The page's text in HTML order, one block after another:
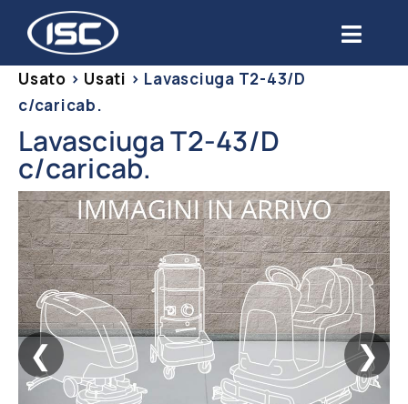
contenuto
Chi siamo
Prodotti
Settori
Servizi
Usato
Blog
Usato > Usati > Lavasciuga T2-43/D
c/caricab.
Lavasciuga T2-43/D
c/caricab.
❮ ❯